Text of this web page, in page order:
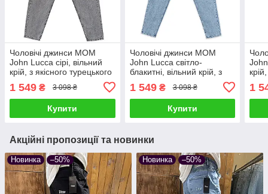
Чоловічі джинси MOM
John Lucca сірі, вільний
крій, з якісного турецького
1 549 ₴ 3 098 ₴
Купити
Чоловічі джинси МОМ
John Lucca світло-
блакитні, вільний крій, з
якісної джинсової тканини
1 549₴ 3 098 ₴
Купити
1
Акційні пропозиції та новинки
Новинка –50% Новинка –50%